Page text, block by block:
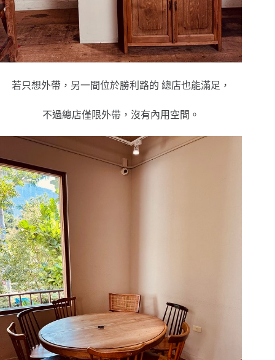
若只想外帶，另一間位於勝利路的 總店也能滿足，
不過總店僅限外帶，沒有內用空間。